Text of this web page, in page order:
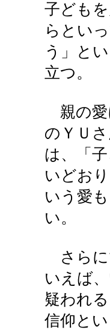
子ども
らとい
う」と
立つ。
親の愛
のＹＵ
は、「
いどお
いう愛
い。
さらに
いえば
疑われ
信仰と